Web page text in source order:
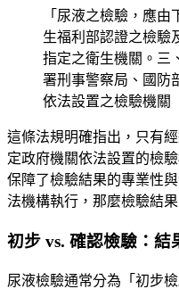
「尿液之檢驗，應
生福利部認證之檢驗
指定之衛生機關。三
署刑事警察局、國防
依法設置之檢驗機關
這條法規明確指出，只有
定政府機關依法設置的檢
保障了檢驗結果的專業性
法機構執行，那麼檢驗結
初步 vs. 確認檢驗：結
尿液檢驗通常分為「初步